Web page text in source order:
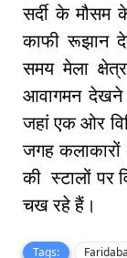
सर्दी के मौसम
काफी रूझान
समय मेला
आवागमन देखने
जहां एक ओर
जगह
की स्टालों पर
चख रहे हैं।
Tags: